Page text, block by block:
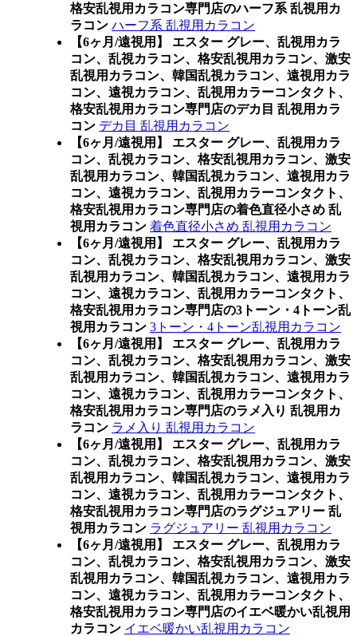
格安乱視用カラコン専門店のハーフ系 乱視用カ
ラコン ハーフ系 乱視用カラコン
【6ヶ月/遠視用】 エスター グレー、乱視用カラ
コン、乱視カラコン、格安乱視用カラコン、激安
乱視用カラコン、韓国乱視カラコン、遠視用カラ
コン、遠視カラコン、乱視用カラーコンタクト、
格安乱視用カラコン専門店のデカ目 乱視用カラ
コン デカ目 乱視用カラコン
【6ヶ月/遠視用】 エスター グレー、乱視用カラ
コン、乱視カラコン、格安乱視用カラコン、激安
乱視用カラコン、韓国乱視カラコン、遠視用カラ
コン、遠視カラコン、乱視用カラーコンタクト、
格安乱視用カラコン専門店の着色直径小さめ 乱
視用カラコン 着色直径小さめ 乱視用カラコン
【6ヶ月/遠視用】 エスター グレー、乱視用カラ
コン、乱視カラコン、格安乱視用カラコン、激安
乱視用カラコン、韓国乱視カラコン、遠視用カラ
コン、遠視カラコン、乱視用カラーコンタクト、
格安乱視用カラコン専門店の3トーン・4トーン乱
視用カラコン 3トーン・4トーン乱視用カラコン
【6ヶ月/遠視用】 エスター グレー、乱視用カラ
コン、乱視カラコン、格安乱視用カラコン、激安
乱視用カラコン、韓国乱視カラコン、遠視用カラ
コン、遠視カラコン、乱視用カラーコンタクト、
格安乱視用カラコン専門店のラメ入り 乱視用カ
ラコン ラメ入り 乱視用カラコン
【6ヶ月/遠視用】 エスター グレー、乱視用カラ
コン、乱視カラコン、格安乱視用カラコン、激安
乱視用カラコン、韓国乱視カラコン、遠視用カラ
コン、遠視カラコン、乱視用カラーコンタクト、
格安乱視用カラコン専門店のラグジュアリー 乱
視用カラコン ラグジュアリー 乱視用カラコン
【6ヶ月/遠視用】 エスター グレー、乱視用カラ
コン、乱視カラコン、格安乱視用カラコン、激安
乱視用カラコン、韓国乱視カラコン、遠視用カラ
コン、遠視カラコン、乱視用カラーコンタクト、
格安乱視用カラコン専門店のイエベ暖かい乱視用
カラコン イエベ暖かい乱視用カラコン